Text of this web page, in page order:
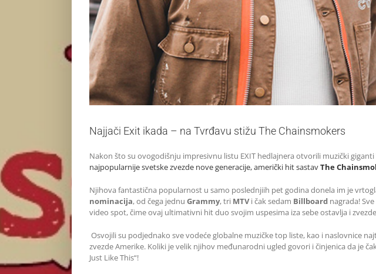
Najjači Exit ikada – na Tvrđavu stižu The Chainsmokers
Nakon što su ovogodišnju impresivnu listu EXIT hedlajnera otvorili muzički giganti
najpopularnije svetske zvezde nove generacije, američki hit sastavThe
Njihova fantastična popularnost u samo poslednjiih pet godina donela im je
nominacija, od čega jednu Grammy, tri MTVi čak sedam Billboard nagrada!
video spot, čime ovaj ultimativni hit duo svojim uspesima iza sebe ostavlja i
Osvojili su podjednako sve vodeće globalne muzičke top liste, kao i naslovnice
zvezde Amerike. Koliki je velik njihov međunarodni ugled govori i činjenica da je
Just Like This“!